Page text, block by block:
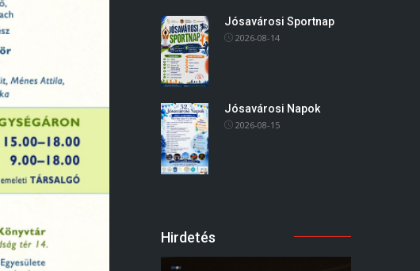
Jósavárosi Sportnap
2026-08-14
Jósavárosi Napok
2026-08-15
Hirdetés